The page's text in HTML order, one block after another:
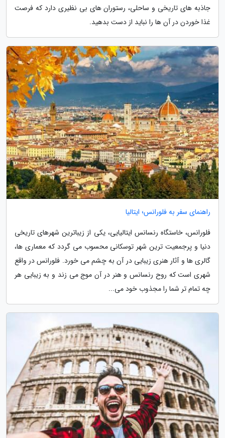
جاذبه های تاریخی و ساحلی، رستوران های بی نظیری دارد که فرصت
غذا خوردن در آن ها را نباید از دست بدهید.
راهنمای سفر به فلورانس؛ ایتالیا
فلورانس، خاستگاه رنسانس ایتالیایی، یکی از زیباترین شهرهای تاریخی
دنیا و پرجمعیت ترین شهر توسکانی محسوب می گردد که معماری ها،
گالری ها و آثار هنری زیبایی در آن به چشم می خورد. فلورانس در واقع
شهری است که روح رنسانس و هنر در آن موج می زند و به زیبایی هر
چه تمام تر شما را مجذوب خود می...